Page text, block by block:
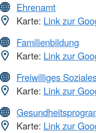
Ehrenamt
Karte: Link zur
Familienbildung
Karte: Link zur
Freiwilliges
Karte: Link zur
Karte: Link zur